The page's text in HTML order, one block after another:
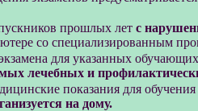
прошлых лет с
со специализированным
для указанных
лечебных и
показания для
на дому.